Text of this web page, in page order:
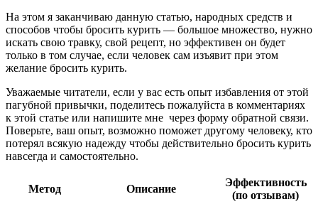
На этом я заканчиваю данную статью, народных средств и
способов чтобы бросить курить — большое множество, нужно
искать свою травку, свой рецепт, но эффективен он будет
только в том случае, если человек сам изъявит при этом
желание бросить курить.
Уважаемые читатели, если у вас есть опыт избавления от этой
пагубной привычки, поделитесь пожалуйста в комментариях
к этой статье или напишите мне через форму обратной связи.
Поверьте, ваш опыт, возможно поможет другому человеку, кто
потерял всякую надежду чтобы действительно бросить курить
навсегда и самостоятельно.
Метод Описание
Эффективность
(по отзывам)